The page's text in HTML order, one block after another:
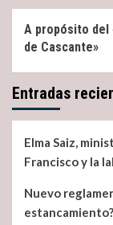
A propósito del
de Cascante»
Entradas
Elma Saiz,
Francisco y la
Nuevo
estancamiento?